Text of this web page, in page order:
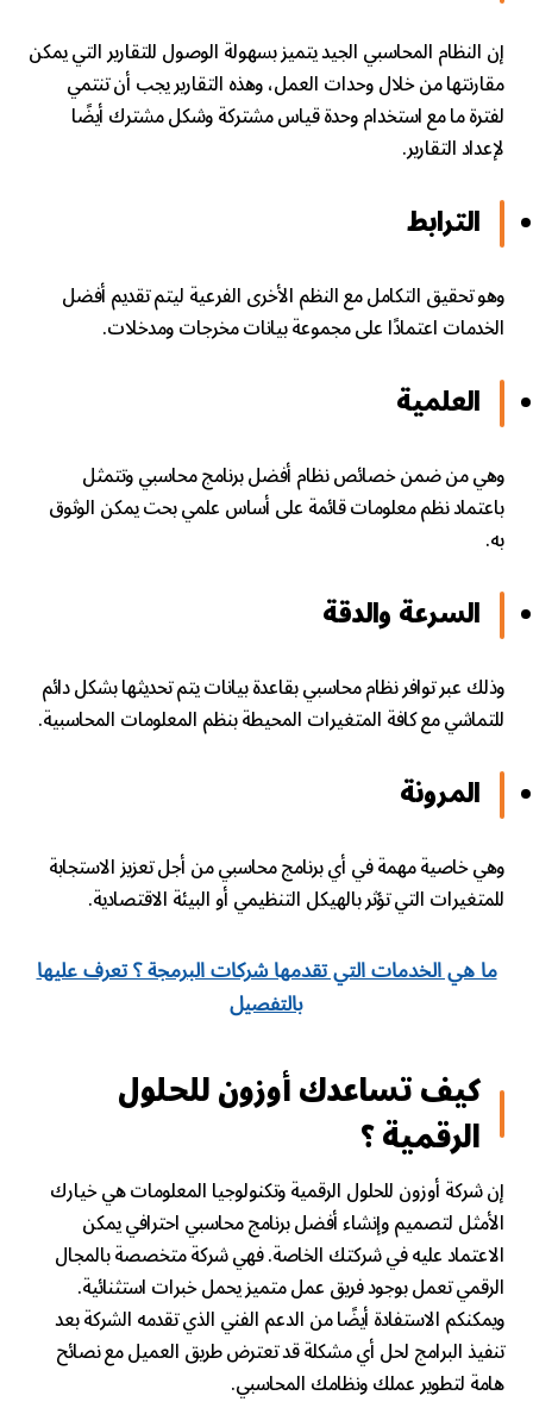
إن النظام المحاسبي الجيد يتميز بسهولة الوصول للتقارير التي يمكن
مقارنتها من خلال وحدات العمل، وهذه التقارير يجب أن تنتمي
لفترة ما مع استخدام وحدة قياس مشتركة وشكل مشترك أيضًا
لإعداد التقارير.
الترابط
وهو تحقيق التكامل مع النظم الأخرى الفرعية ليتم تقديم أفضل
الخدمات اعتمادًا على مجموعة بيانات مخرجات ومدخلات.
العلمية
وهي من ضمن خصائص نظام أفضل برنامج محاسبي وتتمثل
باعتماد نظم معلومات قائمة على أساس علمي بحت يمكن الوثوق
به.
السرعة والدقة
وذلك عبر توافر نظام محاسبي بقاعدة بيانات يتم تحديثها بشكل دائم
للتماشي مع كافة المتغيرات المحيطة بنظم المعلومات المحاسبية.
المرونة
وهي خاصية مهمة في أي برنامج محاسبي من أجل تعزيز الاستجابة
للمتغيرات التي تؤثر بالهيكل التنظيمي أو البيئة الاقتصادية.
ما هي الخدمات التي تقدمها شركات البرمجة ؟ تعرف عليها
بالتفصيل
كيف تساعدك أوزون للحلول
الرقمية ؟
إن شركة أوزون للحلول الرقمية وتكنولوجيا المعلومات هي خيارك
الأمثل لتصميم وإنشاء أفضل برنامج محاسبي احترافي يمكن
الاعتماد عليه في شركتك الخاصة. فهي شركة متخصصة بالمجال
الرقمي تعمل بوجود فريق عمل متميز يحمل خبرات استثنائية.
ويمكنكم الاستفادة أيضًا من الدعم الفني الذي تقدمه الشركة بعد
تنفيذ البرامج لحل أي مشكلة قد تعترض طريق العميل مع نصائح
هامة لتطوير عملك ونظامك المحاسبي.